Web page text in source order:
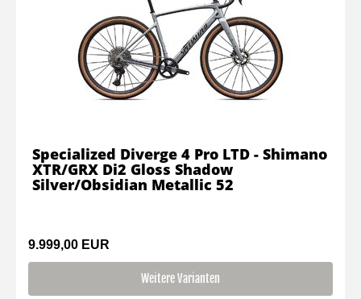
9.999,00 EUR
Weitere Varianten
Specialized Diverge 4 Pro LTD - Shimano
XTR/GRX Di2 Gloss Shadow
Silver/Obsidian Metallic 52